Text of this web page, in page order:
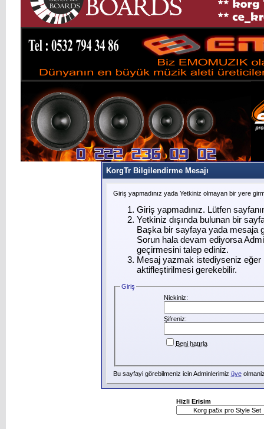
KorgTr Bilgilendirme Mesajı
Giriş yapmadınız yada Yetkiniz olmayan bir yere
Giriş yapmadınız. Lütfen
Yetkiniz dışında bulunan bir
Başka bir sayfaya yada mesaja
Sorun hala devam ediyorsa
geçirmesini talep ediniz.
Mesaj yazmak istediyseniz eğer
aktifleştirilmesi gerekebilir.
Giriş
Nickiniz:
Şifreniz:
Beni hatırla
Bu sayfayi görebilmeniz icin Adminlerimiz üye
Hizli Erisim